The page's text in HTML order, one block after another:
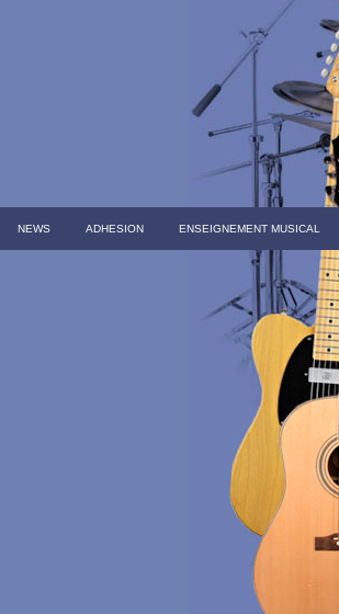
NEWS ADHESION ENSEIGNEMENT MUSICAL